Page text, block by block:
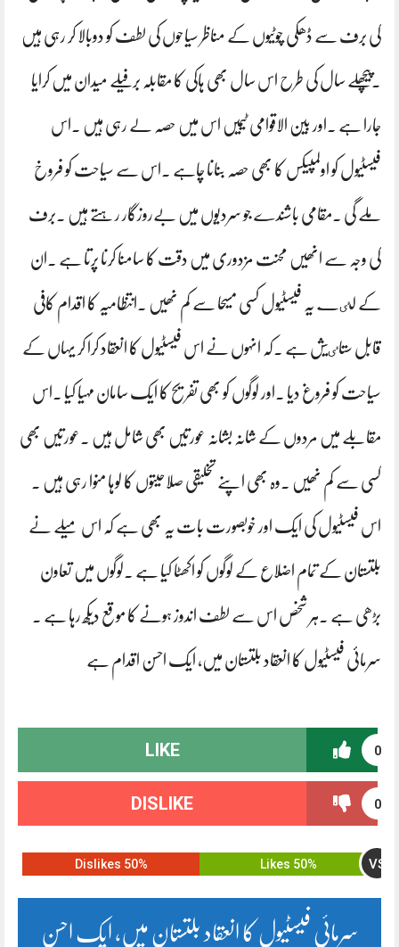
کی برف سے ڈھکی چوٹیوں کے مناظر سیاحوں کی لطف کو دوبالا کر رہی ہیں
۔پیچھلے سال کی طرح اس سال بھی ہاکی کا مقابلہ برفیلے میدان میں کرایا
جارا ہے ۔اور بین الاقوامی ٹیمیں اس میں حصہ لے رہی ہیں ۔اس
فیسٹیول کو اولمپیکس کا بھی حصہ بنانا چاہے ۔اس سے سیاحت کو فروخ
ملے گی ۔مقامی باشندے جو سردیوں میں بےروزگار رہتے ہیں ۔برف
کی وجہ سے انھیں محنت مزدوری میں دقت کا سامنا کرنا پرتا ہے ۔ان
کے لٸے یہ فیسٹیول کسی مسیحا سے کم نھیں ۔انتظامیہ کا اقدام کافی
قابل ستاٸیش ہے ۔کہ انہوں نے اس فیسٹیول کا انعقاد کرا کر یہاں کے
سیاحت کو فروغ دیا ۔اور لوگوں کو بھی تفریح کا ایک سامان مہیا کیا ۔اس
مقابلے میں مردوں کے شانہ بشانہ عورتیں بھی شامل ہیں ۔عورتیں بھی
کسی سے کم نھیں ۔وہ بھی اپنے تخلیقی صلاحیتوں کا لوہا منوا رہی ہیں ۔
اس فیسٹیول کی ایک اور خوبصورت بات یہ بھی ہے کہ اس میلے نے
بلتستان کے تمام اضلاع کے لوگوں کو اکھٹا کیا ہے ۔لوگوں میں تعاون
بڑھی ہے ۔ہر شخص اس سے لطف اندوز ہونے کا موقع دیکھ رہا ہے ۔
سرمائی فیسٹیول کا انعقاد بلتستان میں، ایک احسن اقدام ہے
0
LIKE
0
DISLIKE
50% Likes VS
50% Dislikes
سرمائی فیسٹیول کا انعقاد بلتستان میں، ایک احسن